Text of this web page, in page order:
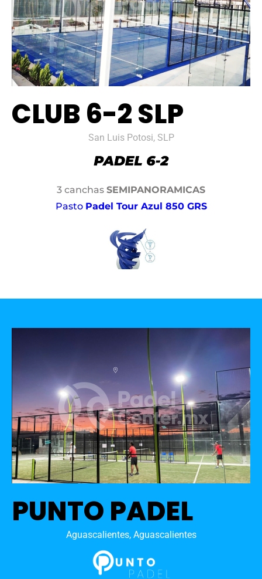
CLUB 6-2 SLP
San Luis Potosi, SLP
3 canchas SEMIPANORAMICAS
Pasto Padel Tour Azul 850 GRS
PUNTO PADEL
Aguascalientes, Aguascalientes